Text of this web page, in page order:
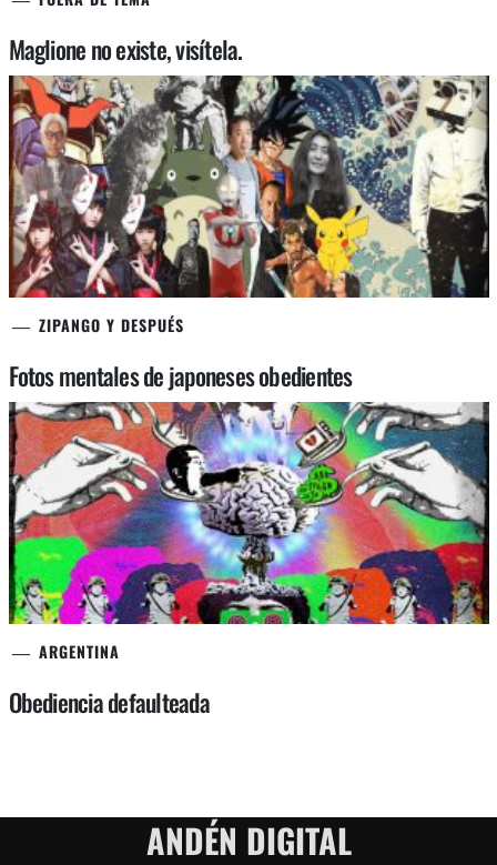
Maglione no existe, visítela.
ZIPANGO Y DESPUÉS
Fotos mentales de japoneses obedientes
ARGENTINA
Obediencia defaulteada
ANDÉN DIGITAL